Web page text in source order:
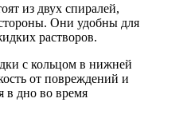
из двух спиралей,
Они удобны для
растворов.
с кольцом в нижней
от повреждений и
в дно во время